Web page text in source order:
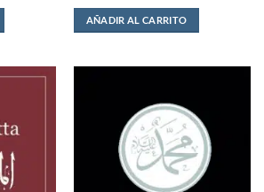
AÑADIR AL CARRITO